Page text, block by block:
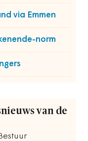
via Emmen
norm
van de